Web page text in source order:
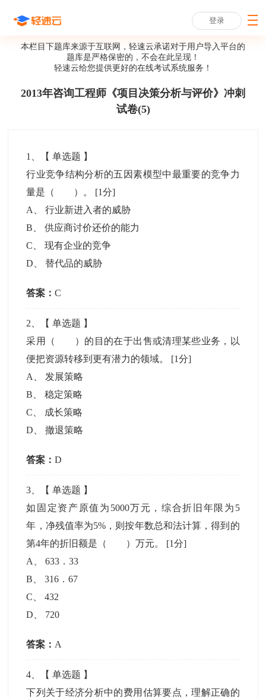
登录
本栏目下题库来源于互联网，轻速云承诺对于用户导入平台的
题库是严格保密的，不会在此呈现！
轻速云给您提供更好的在线考试系统服务！
2013年咨询工程师《项目决策分析与评价》冲刺
试卷(5)
1 、【单选题 】
行业竞争结构分析的五因素模型中最重要的竞争力
量是（ ）。 [1分]
A
、行业新进入者的威胁
B 、供应商讨价还价的能力
C 、现有企业的竞争
D
替代品的威胁
答案：C
2 、【单选题 】
采用（ ）的目的在于出售或清理某些业务，以
便把资源转移到更有潜力的领域。 [1分]
A
发展策略
B 、稳定策略
C
成长策略
D 、撤退策略
答案：D
3 、【单选题 】
如固定资产原值为5000万元，综合折旧年限为5
年，净残值率为5%，则按年数总和法计算，得到的
第4年的折旧额是（ ）万元。 [1分]
A
、633．33
B 、316．67
C 、432
D
720
答案： A
4 、【单选题 】
下列关于经济分析中的费用估算要点，理解正确的